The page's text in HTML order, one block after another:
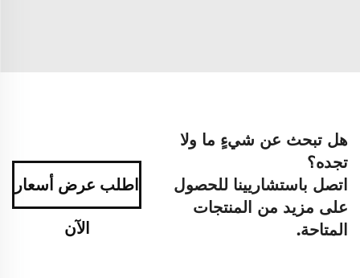
هل تبحث عن شيءٍ ما ولا
تجده؟
اتصل باستشاريينا للحصول
على مزيد من المنتجات
المتاحة.
اطلب عرض أسعار
الآن